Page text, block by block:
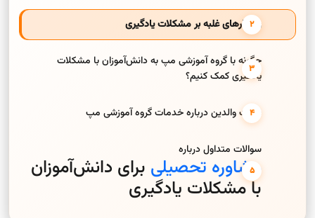
راهکارهای غلبه بر مشکلات یادگیری
چگونه با گروه آموزشی مپ به دانش‌آموزان با مشکلات
یادگیری کمک کنیم؟
نظرات والدین درباره خدمات گروه آموزشی مپ
سوالات متداول درباره
مشاوره تحصیلی برای دانش‌آموزان
با مشکلات یادگیری